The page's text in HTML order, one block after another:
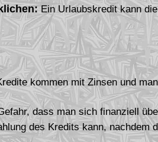
Ein Urlaubskredit kann
kommen mit Zinsen und
dass man sich finanziell
des Kredits kann, nachdem